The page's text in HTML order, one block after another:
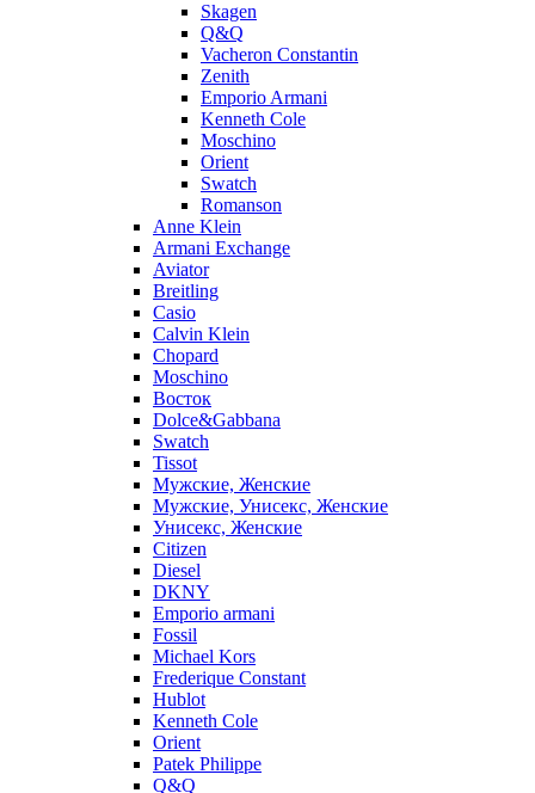
Skagen
Q&Q
Vacheron Constantin
Zenith
Emporio Armani
Kenneth Cole
Moschino
Orient
Swatch
Romanson
Anne Klein
Armani Exchange
Aviator
Breitling
Casio
Calvin Klein
Chopard
Moschino
Восток
Dolce&Gabbana
Swatch
Tissot
Мужские, Женские
Мужские, Унисекс, Женские
Унисекс, Женские
Citizen
Diesel
DKNY
Emporio armani
Fossil
Michael Kors
Frederique Constant
Hublot
Kenneth Cole
Orient
Patek Philippe
Q&Q